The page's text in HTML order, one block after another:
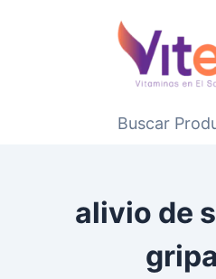
Buscar
alivio de